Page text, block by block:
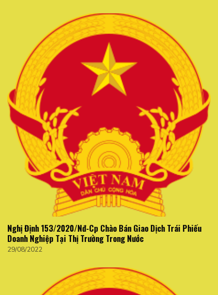
Nghị Định 153/2020/Nđ-Cp Chào Bán Giao Dịch Trái Phiếu
Doanh Nghiệp Tại Thị Trường Trong Nước
29/08/2022